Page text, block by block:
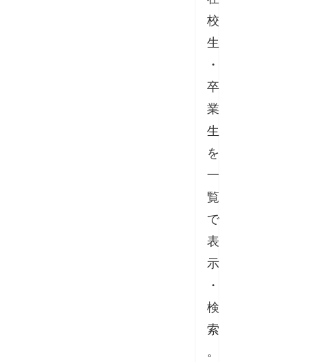
校
生
・
卒
業
生
を
一
覧
で
表
示
・
検
索
。